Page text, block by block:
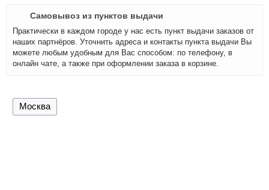
Самовывоз из пунктов выдачи
Практически в каждом городе у нас есть пункт выдачи заказов от
наших партнёров. Уточнить адреса и контакты пункта выдачи Вы
можете любым удобным для Вас способом: по телефону, в
онлайн чате, а также при оформлении заказа в корзине.
Москва